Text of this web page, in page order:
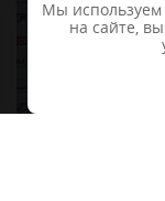
Мы используем
на сайте,